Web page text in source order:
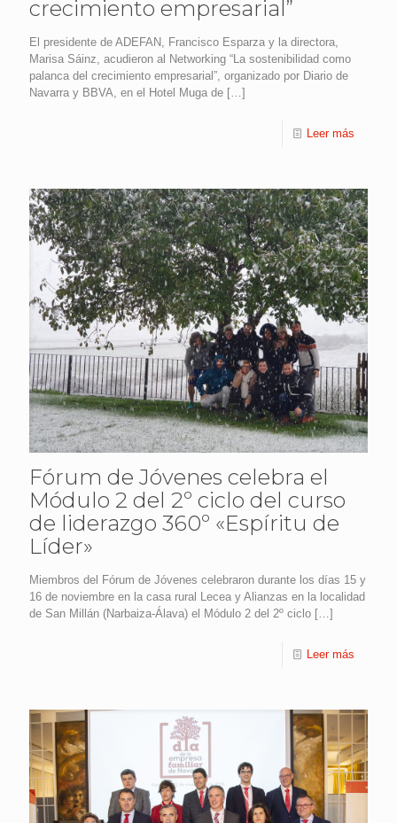
crecimiento empresarial”
El presidente de ADEFAN, Francisco Esparza y la directora,
Marisa Sáinz, acudieron al Networking “La sostenibilidad como
palanca del crecimiento empresarial”, organizado por Diario de
Navarra y BBVA, en el Hotel Muga de […]
Leer más
Fórum de Jóvenes celebra el
Módulo 2 del 2º ciclo del curso
de liderazgo 360º «Espíritu de
Líder»
Miembros del Fórum de Jóvenes celebraron durante los días 15 y
16 de noviembre en la casa rural Lecea y Alianzas en la localidad
de San Millán (Narbaiza-Álava) el Módulo 2 del 2º ciclo […]
Leer más